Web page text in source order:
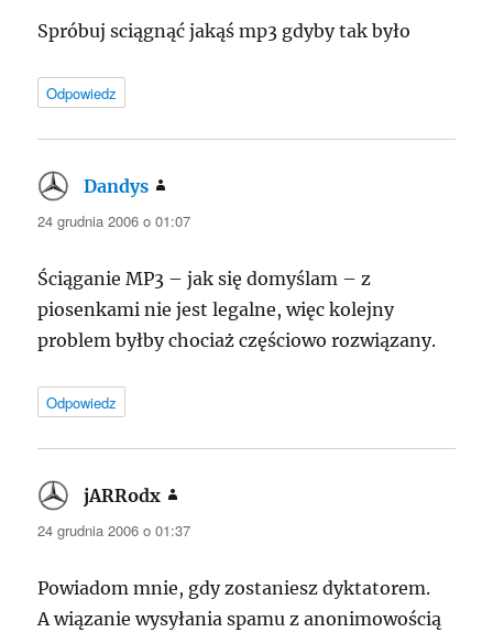
Spróbuj sciągnąć jakąś mp3 gdyby tak było
Odpowiedz
Dandys
24 grudnia 2006 o 01:07
Ściąganie MP3 – jak się domyślam – z
piosenkami nie jest legalne, więc kolejny
problem byłby chociaż częściowo rozwiązany.
Odpowiedz
jARRodx
24 grudnia 2006 o 01:37
Powiadom mnie, gdy zostaniesz dyktatorem.
A wiązanie wysyłania spamu z anonimowością